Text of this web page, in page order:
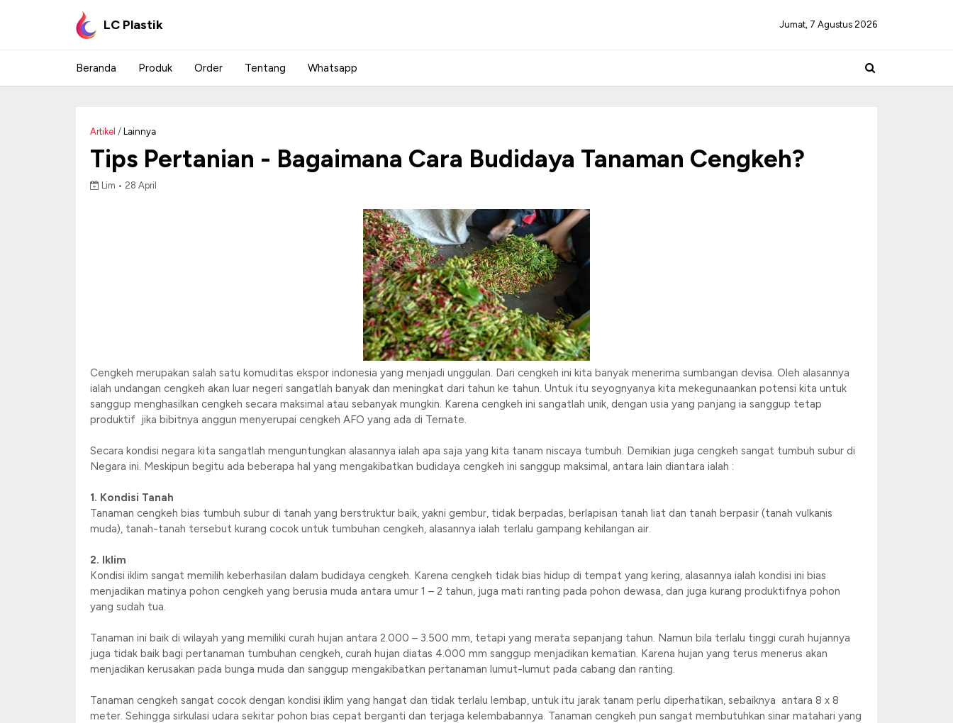
LC Plastik Jumat, 7 Agustus 2026
Beranda Produk Order Tentang Whatsapp
Artikel / Lainnya
Tips Pertanian - Bagaimana Cara Budidaya Tanaman Cengkeh?
Lim • 28 April
Cengkeh merupakan salah satu komuditas ekspor indonesia yang menjadi unggulan. Dari cengkeh ini kita banyak menerima sumbangan devisa. Oleh alasannya
ialah undangan cengkeh akan luar negeri sangatlah banyak dan meningkat dari tahun ke tahun. Untuk itu seyognyanya kita mekegunaankan potensi kita untuk
sanggup menghasilkan cengkeh secara maksimal atau sebanyak mungkin. Karena cengkeh ini sangatlah unik, dengan usia yang panjang ia sanggup tetap
produktif jika bibitnya anggun menyerupai cengkeh AFO yang ada di Ternate.
Secara kondisi negara kita sangatlah menguntungkan alasannya ialah apa saja yang kita tanam niscaya tumbuh. Demikian juga cengkeh sangat tumbuh subur di
Negara ini. Meskipun begitu ada beberapa hal yang mengakibatkan budidaya cengkeh ini sanggup maksimal, antara lain diantara ialah :
1. Kondisi Tanah
Tanaman cengkeh bias tumbuh subur di tanah yang berstruktur baik, yakni gembur, tidak berpadas, berlapisan tanah liat dan tanah berpasir (tanah vulkanis
muda), tanah-tanah tersebut kurang cocok untuk tumbuhan cengkeh, alasannya ialah terlalu gampang kehilangan air.
2. Iklim
Kondisi iklim sangat memilih keberhasilan dalam budidaya cengkeh. Karena cengkeh tidak bias hidup di tempat yang kering, alasannya ialah kondisi ini bias
menjadikan matinya pohon cengkeh yang berusia muda antara umur 1 – 2 tahun, juga mati ranting pada pohon dewasa, dan juga kurang produktifnya pohon
yang sudah tua.
Tanaman ini baik di wilayah yang memiliki curah hujan antara 2.000 – 3.500 mm, tetapi yang merata sepanjang tahun. Namun bila terlalu tinggi curah hujannya
juga tidak baik bagi pertanaman tumbuhan cengkeh, curah hujan diatas 4.000 mm sanggup menjadikan kematian. Karena hujan yang terus menerus akan
menjadikan kerusakan pada bunga muda dan sanggup mengakibatkan pertanaman lumut-lumut pada cabang dan ranting.
Tanaman cengkeh sangat cocok dengan kondisi iklim yang hangat dan tidak terlalu lembap, untuk itu jarak tanam perlu diperhatikan, sebaiknya antara 8 x 8
meter. Sehingga sirkulasi udara sekitar pohon bias cepat berganti dan terjaga kelembabannya. Tanaman cengkeh pun sangat membutuhkan sinar matahari yang